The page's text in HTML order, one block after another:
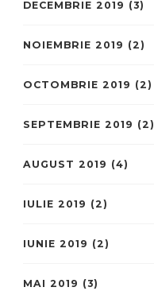
DECEMBRIE 2019 (3)
NOIEMBRIE 2019 (2)
OCTOMBRIE 2019 (2)
SEPTEMBRIE 2019 (2)
AUGUST 2019 (4)
IULIE 2019 (2)
IUNIE 2019 (2)
MAI 2019 (3)